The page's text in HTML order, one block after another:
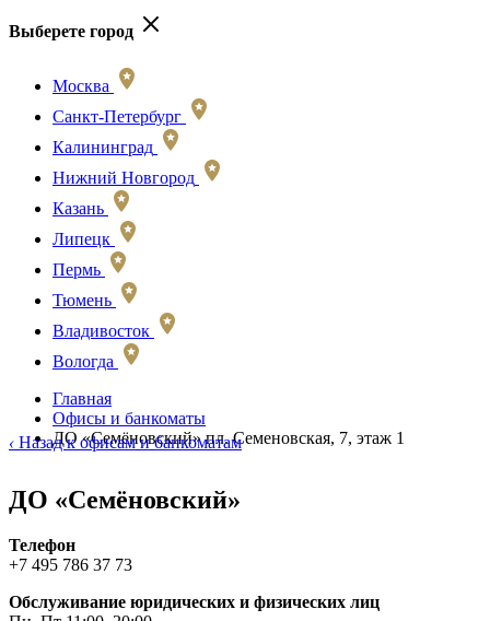
Выберете город
Москва
Санкт-Петербург
Калининград
Нижний Новгород
Казань
Липецк
Пермь
Тюмень
Владивосток
Вологда
Главная
Офисы и банкоматы
ДО «Семёновский» пл. Семеновская, 7, этаж 1
‹ Назад к офисам и банкоматам
ДО «Семёновский»
Телефон
+7 495 786 37 73
Обслуживание юридических и физических лиц